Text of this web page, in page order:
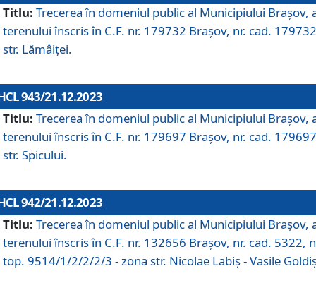
Titlu: Trecerea în domeniul public al Municipiului Braşov,
terenului înscris în C.F. nr. 179732 Brașov, nr. cad.
str. Lămâiței.
943/21.12.2023
Titlu: Trecerea în domeniul public al Municipiului Braşov,
terenului înscris în C.F. nr. 179697 Brașov, nr. cad.
str. Spicului.
942/21.12.2023
Titlu: Trecerea în domeniul public al Municipiului Braşov,
terenului înscris în C.F. nr. 132656 Brașov, nr. cad. 5322,
top. 9514/1/2/2/2/3 - zona str. Nicolae Labiș - Vasile